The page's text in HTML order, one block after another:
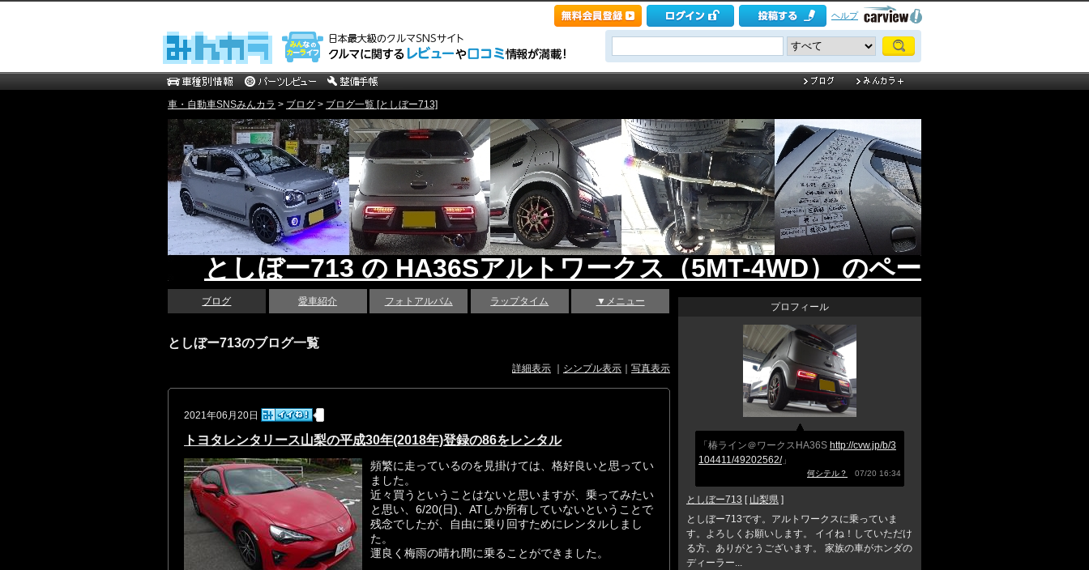
ヘルプ
車・自動車SNSみんカラ > ブログ > ブログ一覧 [としぼー713]
としぼー713 の HA36Sアルトワークス（5MT-4WD） のページ
ブログ 愛車紹介 フォトアルバム ラップタイム ▼メニュー
としぼー713のブログ一覧
詳細表示 シンプル表示 写真表示
2021年06月20日
トヨタレンタリース山梨の平成30年(2018年)登録の86をレンタル
頻繁に走っているのを見掛けては、格好良いと思ってい
ました。
近々買うということはないと思いますが、乗ってみたい
と思い、6/20(日)、ATしか所有していないということで
残念でしたが、自由に乗り回すためにレンタルしまし
た。
運良く梅雨の晴れ間に乗ることができました。
プロフィール
「椿ライン＠ワークスHA36S http://cvw.jp/b/3
104411/49202562/」
何シテル？ 07/20 16:34
としぼー713 [ 山梨県 ]
としぼー713です。アルトワークスに乗っていま
す。よろしくお願いします。 イイね！していただけ
る方、ありがとうございます。 家族の車がホンダの
ディーラー...